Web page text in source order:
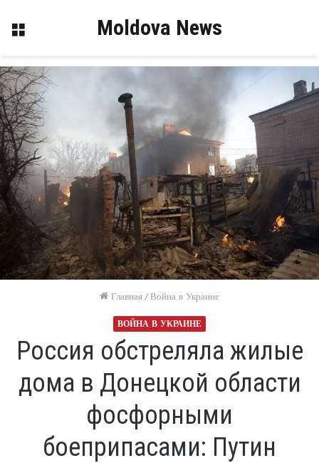
Меню Moldova News
Главная /Война в Украине
ВОЙНА В УКРАИНЕ
Россия обстреляла жилые
дома в Донецкой области
фосфорными
боеприпасами: Путин